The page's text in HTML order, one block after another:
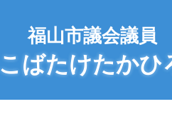
福山市議会議員
こばたけたかひ